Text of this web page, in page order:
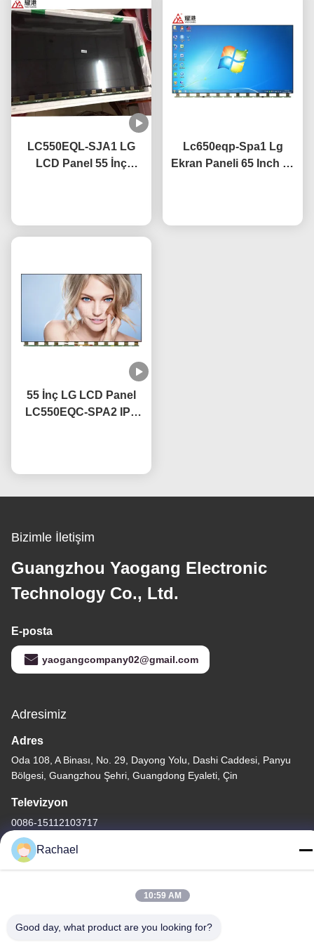
LC550EQL-SJA1 LG
LCD Panel 55 İnç
Lc650eqp-Spa1 Lg
Ekran Paneli 65 Inch 4k
55 İnç LG LCD Panel
LC550EQC-SPA2 IPS
Bizimle İletişim
Guangzhou Yaogang Electronic
Technology Co., Ltd.
E-posta
yaogangcompany02@gmail.com
Adresimiz
Adres
Oda 108, A Binası, No. 29, Dayong Yolu, Dashi Caddesi, Panyu
Bölgesi, Guangzhou Şehri, Guangdong Eyaleti, Çin
Televizyon
0086-15112103717
Rachael
10:59 AM
Good day, what product are you looking for?